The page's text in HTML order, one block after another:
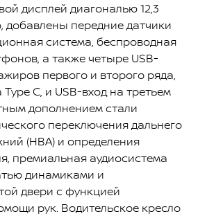
дисплей диагональю 12,3
добавлены передние датчики
система, беспроводная
а также четыре USB-
первого и второго ряда,
C, и USB-вход на третьем
дополнением стали
переключения дальнего
(HBA) и определения
премиальная аудиосистема
динамиками и
двери с функцией
рук. Водительское кресло